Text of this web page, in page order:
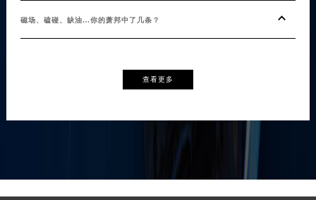
磁场、磕碰、缺油…你的萧邦中了几条？
查看更多